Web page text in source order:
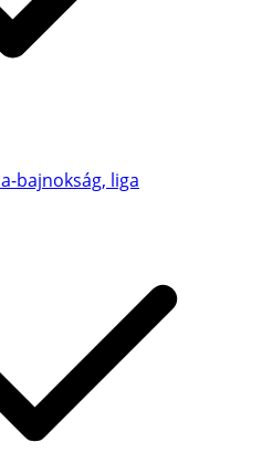
bajnokság, liga